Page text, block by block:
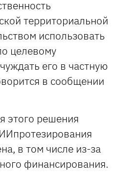
территориальной
использовать
целевому
его в частную
в сообщении
этого решения
в том числе из-за
финансирования.